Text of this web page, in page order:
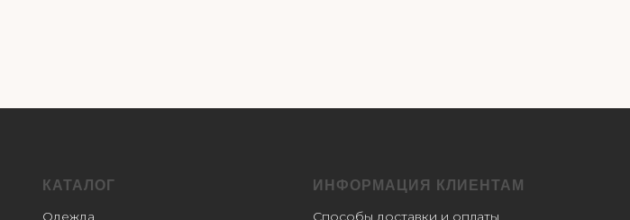
КАТАЛОГ
Одежда
ИНФОРМАЦИЯ КЛИЕНТАМ
Способы доставки и оплаты